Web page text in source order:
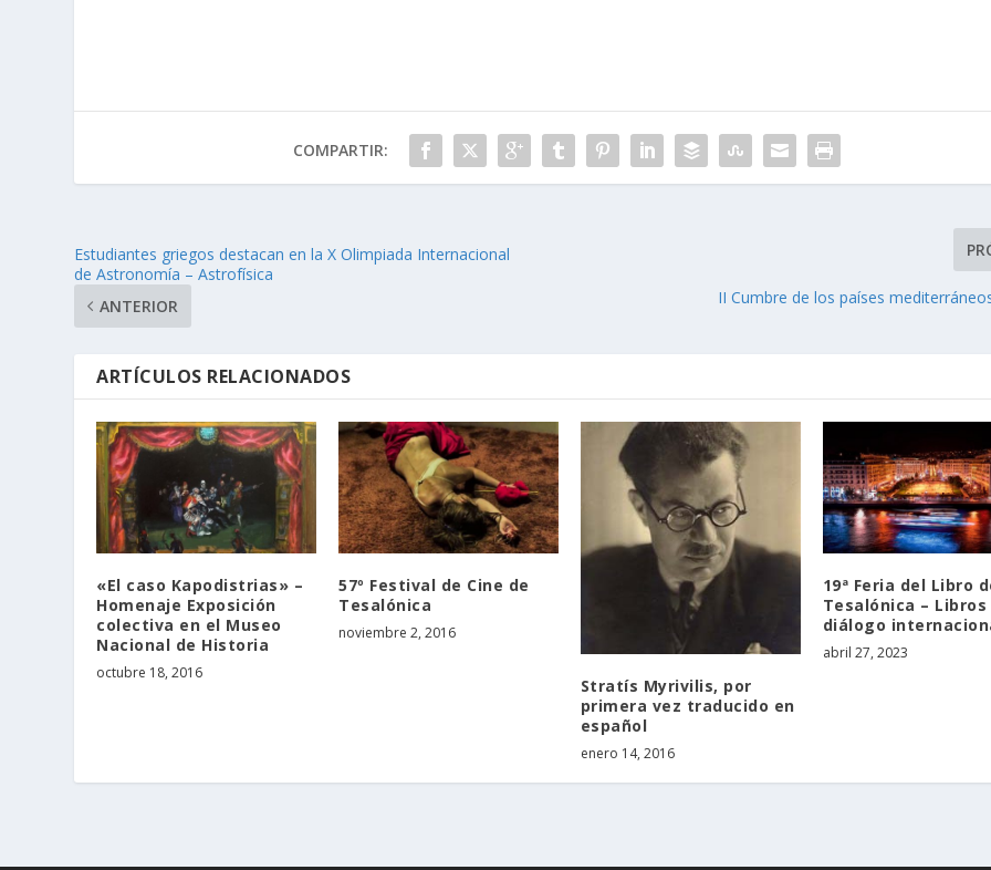
COMPARTIR:
Estudiantes griegos destacan en la X Olimpiada Internacional
de Astronomía – Astrofísica
ANTERIOR
II Cumbre de los países
ARTÍCULOS RELACIONADOS
«El caso Kapodistrias» –
Homenaje Exposición
colectiva en el Museo
Nacional de Historia
octubre 18, 2016
57º Festival de Cine de
Tesalónica
noviembre 2, 2016
Stratís Myrivilis, por
primera vez traducido en
español
enero 14, 2016
19ª Feria del Libro
Tesalónica – Libros
diálogo
abril 27, 2023